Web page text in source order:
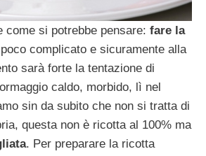
come si potrebbe pensare: fare la
complicato e sicuramente alla
sarà forte la tentazione di
caldo, morbido, lì nel
sin da subito che non si tratta di
questa non è ricotta al 100% ma
. Per preparare la ricotta